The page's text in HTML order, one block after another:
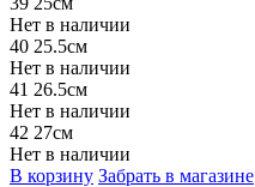
Нет в наличии
40 25.5см
Нет в наличии
41 26.5см
Нет в наличии
42 27см
Нет в наличии
В корзину Забрать в магазине